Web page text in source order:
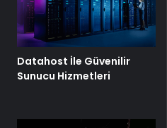
Datahost İle Güvenilir
Sunucu Hizmetleri